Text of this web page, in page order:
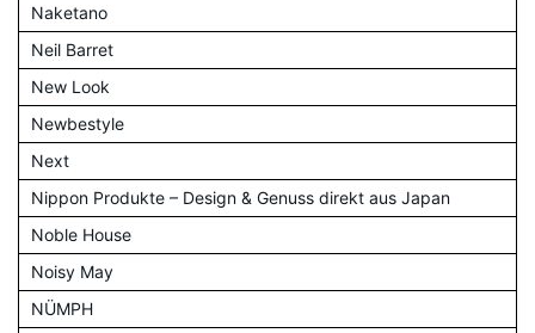
Naketano
Neil Barret
New Look
Newbestyle
Next
Nippon Produkte – Design & Genuss direkt aus Japan
Noble House
Noisy May
NÜMPH